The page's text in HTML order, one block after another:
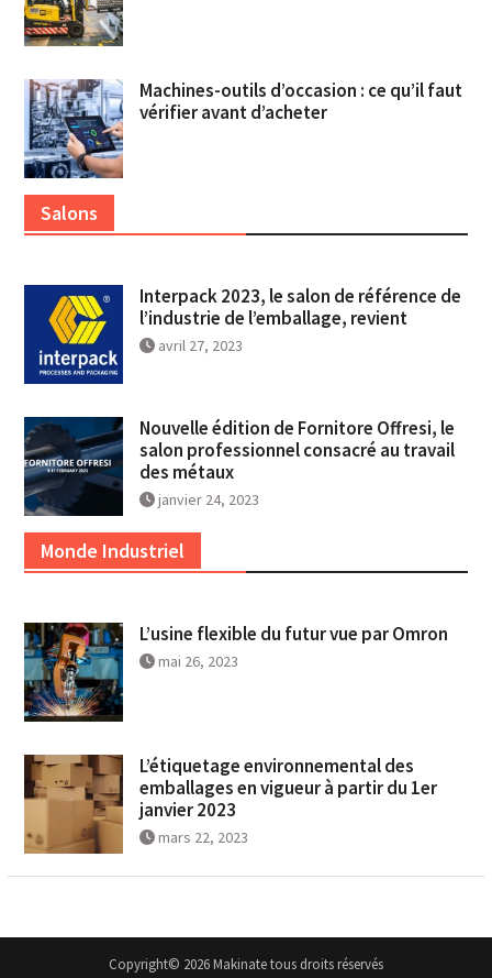
Machines-outils d’occasion : ce qu’il faut
vérifier avant d’acheter
Salons
Interpack 2023, le salon de référence de
l’industrie de l’emballage, revient
avril 27, 2023
Nouvelle édition de Fornitore Offresi, le
salon professionnel consacré au travail
des métaux
janvier 24, 2023
Monde Industriel
L’usine flexible du futur vue par Omron
mai 26, 2023
L’étiquetage environnemental des
emballages en vigueur à partir du 1er
janvier 2023
mars 22, 2023
Copyright© 2026 Makinate tous droits réservés